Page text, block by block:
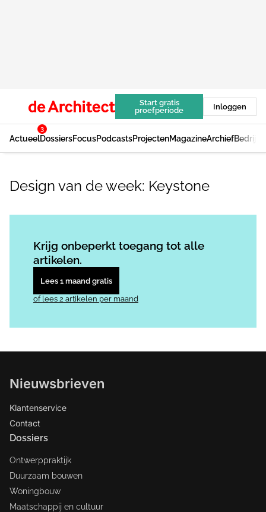
Start gratis
proefperiode
Inloggen
Actueel
3
DossiersFocusPodcastsProjectenMagazineArchief
Design van de week: Keystone
Krijg onbeperkt toegang tot alle
artikelen.
Lees 1 maand gratis
of lees 2 artikelen per maand
Nieuwsbrieven
Klantenservice
Contact
Dossiers
Ontwerppraktijk
Duurzaam bouwen
Woningbouw
Maatschappij en cultuur